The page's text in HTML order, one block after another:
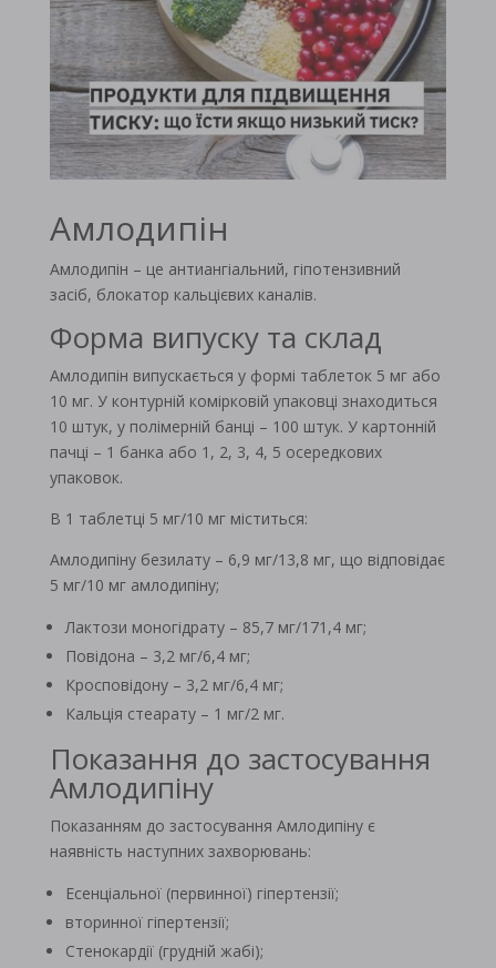
Амлодипін
Амлодипін – це антиангіальний, гіпотензивний
засіб, блокатор кальцієвих каналів.
Форма випуску та склад
Амлодипін випускається у формі таблеток 5 мг або
10 мг. У контурній комірковій упаковці знаходиться
10 штук, у полімерній банці – 100 штук. У картонній
пачці – 1 банка або 1, 2, 3, 4, 5 осередкових
упаковок.
В 1 таблетці 5 мг/10 мг міститься:
Амлодипіну безилату – 6,9 мг/13,8 мг, що відповідає
5 мг/10 мг амлодипіну;
Лактози моногідрату – 85,7 мг/171,4 мг;
Повідона – 3,2 мг/6,4 мг;
Кросповідону – 3,2 мг/6,4 мг;
Кальція стеарату – 1 мг/2 мг.
Показання до застосування
Амлодипіну
Показанням до застосування Амлодипіну є
наявність наступних захворювань:
Есенціальної (первинної) гіпертензії;
вторинної гіпертензії;
Стенокардії (грудній жабі);